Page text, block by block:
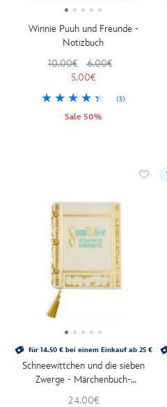
Winnie Puuh und Freunde -
Notizbuch
10.00€
6.00€
5.00€
(3)
Sale 50%
für 14.50 € bei einem Einkauf ab 25 €
Schneewittchen und die sieben
Zwerge - Märchenbuch-
24.00€